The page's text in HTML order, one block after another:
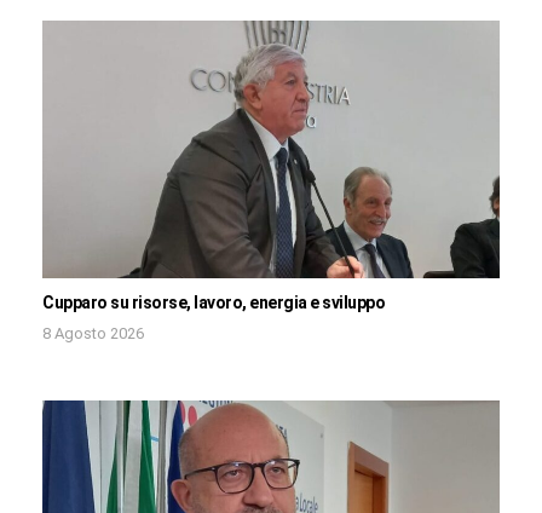
Cupparo su risorse, lavoro, energia e sviluppo
8 Agosto 2026